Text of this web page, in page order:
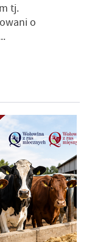
tj.
o